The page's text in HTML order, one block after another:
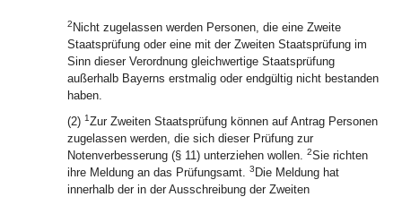
2 Nicht zugelassen werden Personen, die eine Zweite
Staatsprüfung oder eine mit der Zweiten Staatsprüfung im
Sinn dieser Verordnung gleichwertige Staatsprüfung
außerhalb Bayerns erstmalig oder endgültig nicht bestanden
haben.
(2) 1Zur Zweiten Staatsprüfung können auf Antrag Personen
zugelassen werden, die sich dieser Prüfung zur
Notenverbesserung (§ 11) unterziehen wollen. 2Sie richten
ihre Meldung an das Prüfungsamt. 3 Die Meldung hat
innerhalb der in der Ausschreibung der Zweiten